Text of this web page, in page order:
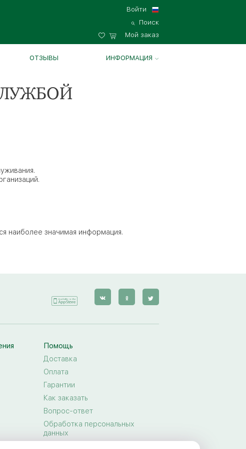
Войти
Поиск
Мой заказ
ОТЗЫВЫ ИНФОРМАЦИЯ
наиболее значимая информация.
Помощь
Доставка
Оплата
Гарантии
Как заказать
Вопрос-ответ
Обработка персональных
данных